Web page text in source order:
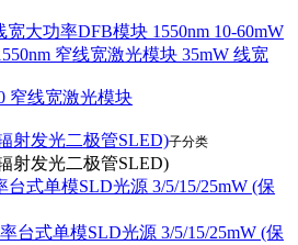
大功率DFB模块 1550nm 10-60mW
窄线宽激光模块 35mW 线宽
窄线宽激光模块
射发光二极管SLED)子分类
射发光二极管SLED)
台式单模SLD光源 3/5/15/25mW (保
台式单模SLD光源 3/5/15/25mW (保